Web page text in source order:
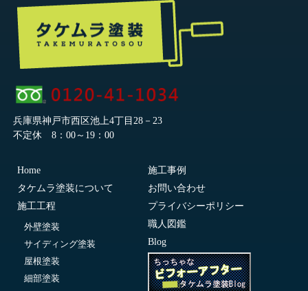
兵庫県神戸市西区池上4丁目28－23
不定休 8：00～19：00
Home
タケムラ塗装について
施工工程
外壁塗装
サイディング塗装
屋根塗装
細部塗装
施工事例
お問い合わせ
プライバシーポリシー
職人図鑑
Blog